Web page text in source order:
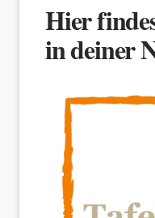
Hier
in deiner